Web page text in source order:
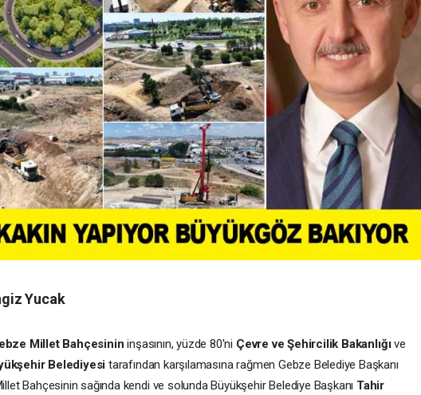
Yucak
Millet Bahçesinin inşasının, yüzde 80'ni Çevre ve Şehircilik Bakanlığıve
Belediyesi tarafından karşılamasına rağmen Gebze Belediye Başkanı
Bahçesinin sağında kendi ve solunda Büyükşehir Belediye Başkanı Tahir